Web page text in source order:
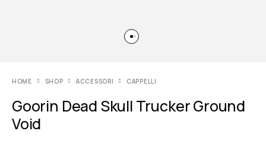
HOME SHOP ACCESSORI CAPPELLI
Goorin Dead Skull Trucker Ground
Void